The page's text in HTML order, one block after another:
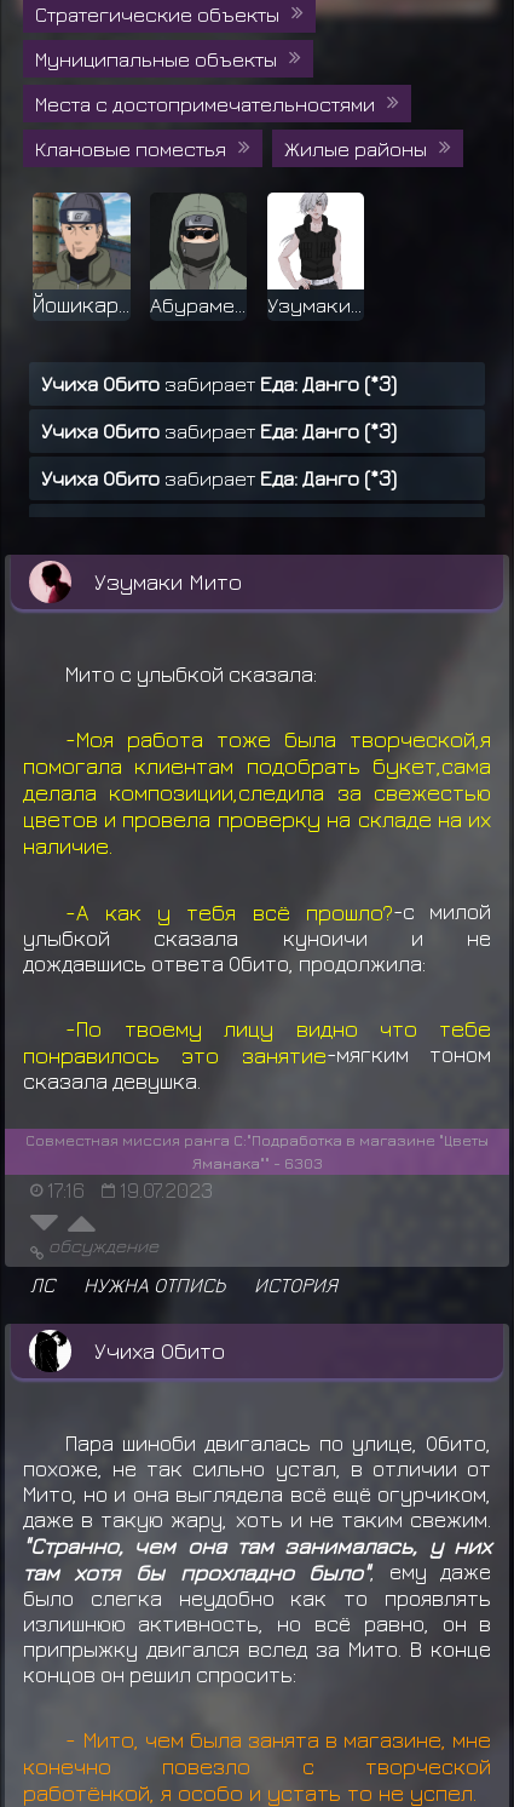
Стратегические объекты
Муниципальные объекты
Места с достопримечательностями
Клановые поместья
Жилые районы
Учиха Обито забирает Еда: Данго (*3)
Учиха Обито забирает Еда: Данго (*3)
Учиха Обито забирает Еда: Данго (*3)
Учиха ОбитозабираетЕда: Данго (*3)
Учиха Обито
забирает
Учиха ОбитозабираетЕда: Рис карри (*5)
Учиха ОбитозабираетЕда: Онигири (*4)
Учиха ОбитозабираетЕда: Данго (*3)
Учиха ОбитозабираетЕда: Данго (*3)
Учиха Обито
Учиха Обито
забирает
Еда: Данго (*3)
Учиха Обитозабирает
Еда: Онигири (*4)
Узумаки Наникавыкидывает предметЕда:
Данго (*3)
Узумаки Мито
Мито с улыбкой сказала:
-Моя работа тоже была творческой,я
помогала клиентам подобрать букет,сама
делала композиции,следила за свежестью
цветов и провела проверку на складе на их
наличие.
-А как у тебя всё прошло?-с милой
улыбкой сказала куноичи и не
дождавшись ответа Обито, продолжила:
-По твоему лицу видно что тебе
понравилось это занятие-мягким тоном
сказала девушка.
Совместная миссия ранга С:"Подработка в магазине "Цветы
Яманака"" - 6303
17:16 19.07.2023
обсуждение
ЛС НУЖНА ОТПИСЬ ИСТОРИЯ
Учиха Обито
Пара шиноби двигалась по улице, Обито,
похоже, не так сильно устал, в отличии от
Мито, но и она выглядела всё ещё огурчиком,
даже в такую жару, хоть и не таким свежим.
"Странно, чем она там занималась, у них
там хотя бы прохладно было", ему даже
было слегка неудобно как то проявлять
излишнюю активность, но всё равно, он в
припрыжку двигался вслед за Мито. В конце
концов он решил спросить:
- Мито, чем была занята в магазине, мне
конечно повезло с творческой
работёнкой, я особо и устать то не успел.